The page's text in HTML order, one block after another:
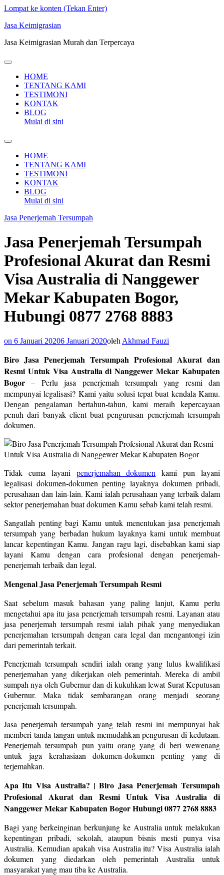
Lompat ke konten (Tekan Enter)
Jasa Keimigrasian
Jasa Keimigrasian Murah dan Terpercaya
HOME
TENTANG KAMI
TESTIMONI
KONTAK
BLOG
Mulai di sini
HOME
TENTANG KAMI
TESTIMONI
KONTAK
BLOG
Mulai di sini
Jasa Penerjemah Tersumpah
Jasa Penerjemah Tersumpah
Profesional Akurat dan Resmi
Visa Australia di Nanggewer
Mekar Kabupaten Bogor,
Hubungi 0877 2768 8883
on 6 Januari 20206 Januari 2020oleh Akhmad Fauzi
Biro Jasa Penerjemah Tersumpah Profesional Akurat dan
Resmi Untuk Visa Australia di Nanggewer Mekar Kabupaten
Bogor – Perlu jasa penerjemah tersumpah yang resmi dan
mempunyai legalisasi? Kami yaitu solusi tepat buat kendala Kamu.
Dengan pengalaman bertahun-tahun, kami meraih kepercayaan
penuh dari banyak client buat pengurusan penerjemah tersumpah
dokumen.
Tidak cuma layani penerjemahan dokumen kami pun layani
legalisasi dokumen-dokumen penting layaknya dokumen pribadi,
perusahaan dan lain-lain. Kami ialah perusahaan yang terbaik dalam
sektor penerjemahan buat dokumen Kamu sebab kami telah resmi.
Sangatlah penting bagi Kamu untuk menentukan jasa penerjemah
tersumpah yang berbadan hukum layaknya kami untuk membuat
lancar kepentingan Kamu. Jangan ragu lagi, disebabkan kami siap
layani Kamu dengan cara profesional dengan penerjemah-
penerjemah terbaik dan legal.
Mengenal Jasa Penerjemah Tersumpah Resmi
Saat sebelum masuk bahasan yang paling lanjut, Kamu perlu
mengetahui apa itu jasa penerjemah tersumpah resmi. Layanan atau
jasa penerjemah tersumpah resmi ialah pihak yang menyediakan
penerjemahan tersumpah dengan cara legal dan mengantongi izin
dari pemerintah terkait.
Penerjemah tersumpah sendiri ialah orang yang lulus kwalifikasi
penerjemahan yang dikerjakan oleh pemerintah. Mereka di ambil
sumpah nya oleh Gubernur dan di kukuhkan lewat Surat Keputusan
Gubernur. Maka tidak sembarangan orang menjadi seorang
penerjemah tersumpah.
Jasa penerjemah tersumpah yang telah resmi ini mempunyai hak
memberi tanda-tangan untuk memudahkan pengurusan di kedutaan.
Penerjemah tersumpah pun yaitu orang yang di beri wewenang
untuk jaga kerahasiaan dokumen-dokumen penting yang di
terjemahkan.
Apa Itu Visa Australia? | Biro Jasa Penerjemah Tersumpah
Profesional Akurat dan Resmi Untuk Visa Australia di
Nanggewer Mekar Kabupaten Bogor Hubungi 0877 2768 8883
Bagi yang berkeinginan berkunjung ke Australia untuk melakukan
kepentingan pribadi, sekolah, ataupun bisnis mesti punya visa
Australia. Kemudian apakah visa Australia itu? Visa Australia ialah
dokumen yang diedarkan oleh pemerintah Australia untuk
masyarakat yang mau tiba ke Australia.